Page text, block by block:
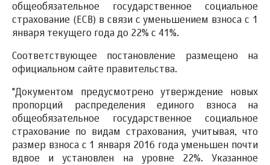
общеобязательное государственное социальное
страхование (ЕСВ) в связи с уменьшением взноса с 1
января текущего года до 22% с 41%.
Соответствующее постановление размещено на
официальном сайте правительства.
"Документом предусмотрено утверждение новых
пропорций распределения единого взноса на
общеобязательное государственное социальное
страхование по видам страхования, учитывая, что
размер взноса с 1 января 2016 года уменьшен почти
вдвое и установлен на уровне 22%. Указанное